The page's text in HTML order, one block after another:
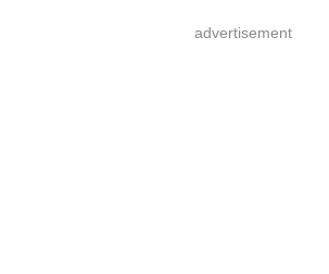
要因であることが明らかになった。advertisement